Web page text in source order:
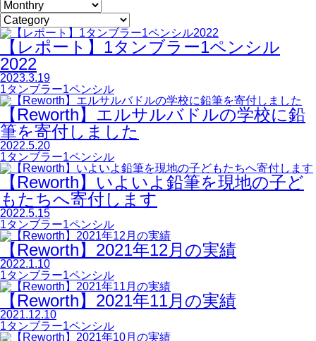
【レポート】1タンブラー1ペンシル
2022
2023.3.19
1タンブラー1ペンシル
【Reworth】エルサルバドルの学校に鉛
筆を寄付しました
2022.5.20
1タンブラー1ペンシル
【Reworth】いよいよ鉛筆を現地の子ど
もたちへ寄付します
2022.5.15
1タンブラー1ペンシル
【Reworth】2021年12月の実績
2022.1.10
1タンブラー1ペンシル
【Reworth】2021年11月の実績
2021.12.10
1タンブラー1ペンシル